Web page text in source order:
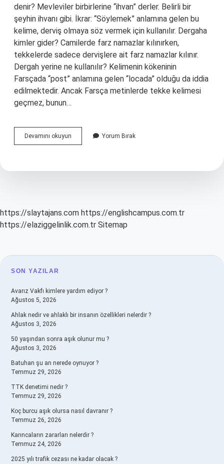
denir? Mevleviler birbirlerine “ihvan” derler. Belirli bir
şeyhin ihvanı gibi. İkrar: “Söylemek” anlamına gelen bu
kelime, derviş olmaya söz vermek için kullanılır. Dergaha
kimler gider? Camilerde farz namazlar kılınırken,
tekkelerde sadece dervişlere ait farz namazlar kılınır.
Dergah yerine ne kullanılır? Kelimenin kökeninin
Farsçada “post” anlamına gelen “locada” olduğu da iddia
edilmektedir. Ancak Farsça metinlerde tekke kelimesi
geçmez, bunun…
Devamını okuyun Dergaha
Gidenlere
Yorum Bırak
https://slaytajans.com https://englishcampus.com.tr
https://elaziggelinlik.com.tr Sitemap
SIDEBAR
SON YAZILAR
Avarız Vakfı kimlere yardım ediyor ?
Ağustos 5, 2026
Ahlak nedir ve ahlaklı bir insanın özellikleri nelerdir ?
Ağustos 3, 2026
50 yaşından sonra aşık olunur mu ?
Ağustos 3, 2026
Batuhan şu an nerede oynuyor ?
Temmuz 29, 2026
TTK denetimi nedir ?
Temmuz 29, 2026
Koç burcu aşık olursa nasıl davranır ?
Temmuz 26, 2026
Karıncaların zararları nelerdir ?
Temmuz 24, 2026
2025 yılı trafik cezası ne kadar olacak ?